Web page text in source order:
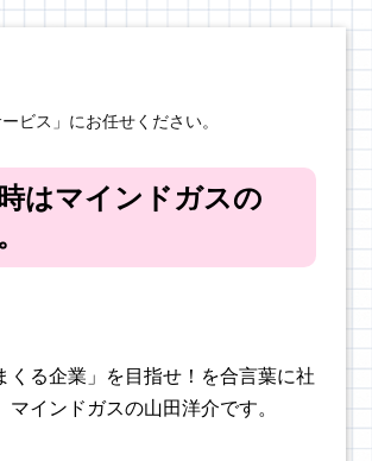
ビス」にお任せください。
はマインドガスの
くる企業」を目指せ！を合言葉に社
インドガスの山田洋介です。